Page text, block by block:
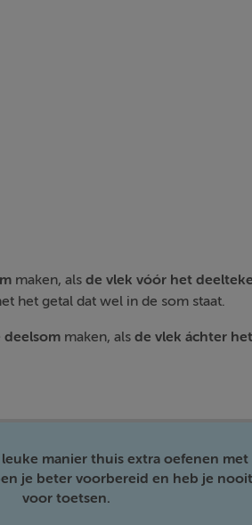
maken, als de vlek vóór het
het getal dat wel in de som staat.
deelsommaken, als de vlek áchter
manier thuis extra oefenen met
je beter voorbereid en heb je
voor toetsen.